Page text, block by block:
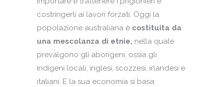
costringerli ai lavori forzati. Oggi la
popolazione australiana è costituita da
una mescolanza di etnie, nella quale
prevalgono gli aborigeni, ossia gli
indigeni locali, inglesi, scozzesi, irlandesi e
italiani. E la sua economia si basa